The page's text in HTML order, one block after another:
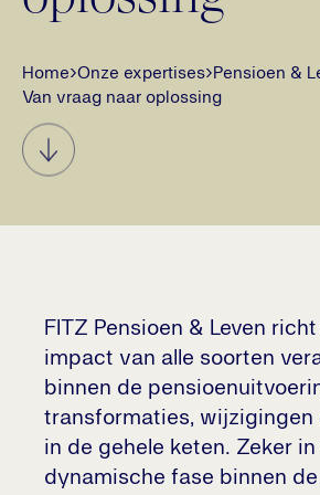
Home›Onze expertises›Pensioen &
Van vraag naar oplossing
FITZ Pensioen & Leven
impact van alle soorten
binnen de
transformaties, wijzigingen
in de gehele keten. Zeker in
dynamische fase binnen